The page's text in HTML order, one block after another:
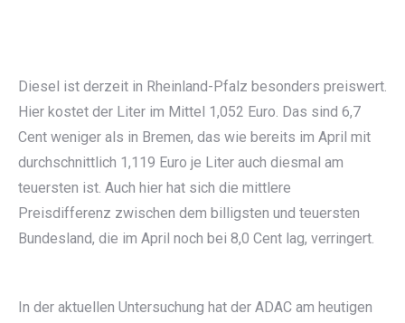
Diesel ist derzeit in Rheinland-Pfalz besonders preiswert.
Hier kostet der Liter im Mittel 1,052 Euro. Das sind 6,7
Cent weniger als in Bremen, das wie bereits im April mit
durchschnittlich 1,119 Euro je Liter auch diesmal am
teuersten ist. Auch hier hat sich die mittlere
Preisdifferenz zwischen dem billigsten und teuersten
Bundesland, die im April noch bei 8,0 Cent lag, verringert.
In der aktuellen Untersuchung hat der ADAC am heutigen